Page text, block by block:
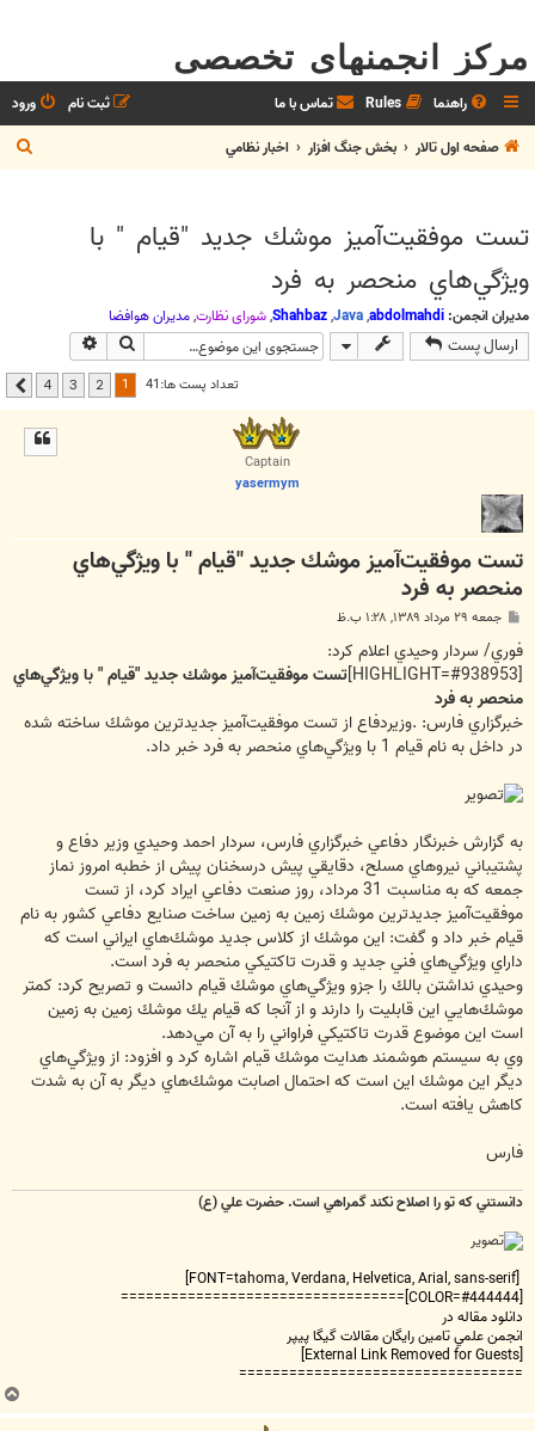
مرکز انجمنهای تخصصی
راهنما Rules تماس با ما ورود
ثبت نام
صفحه اول تالار
بخش جنگ افزار اخبار نظامي
ج
س
تست موفقيت‌آميز موشك جديد "قيام " با
ويژگي‌هاي منحصر به فرد
مدیران انجمن: abdolmahdi
,
Java
,
Shahbaz
,شوراي نظارت,مديران هوافضا
ارسال پست جستجو
تعداد پست ها:41 2
3
4 بعدی
Captain
yasermym
تست موفقيت‌آميز موشك جديد "قيام " با ويژگي‌هاي
منحصر به فرد
پ
ت
جمعه ۲۹ مرداد ۱۳۸۹, ۱:۲۸ ب.ظ
فوري/ سردار وحيدي اعلام كرد:
تست موفقيت‌آميز موشك جديد "قيام " با ويژگي‌هاي
منحصر به فرد
خبرگزاري فارس: .وزيردفاع از تست موفقيت‌آميز جديدترين موشك ساخته شده
در داخل به نام قيام 1 با ويژگي‌هاي منحصر به فرد خبر داد.
به گزارش خبرنگار دفاعي خبرگزاري فارس، سردار احمد وحيدي وزير دفاع و
پشتيباني نيروهاي مسلح، دقايقي پيش درسخنان پيش از خطبه امروز نماز
جمعه كه به مناسبت 31 مرداد، روز صنعت دفاعي ايراد كرد، از تست
موفقيت‌آميز جديدترين موشك زمين به زمين ساخت صنايع دفاعي كشور به نام
قيام خبر داد و گفت: ‌اين موشك از كلاس جديد موشك‌هاي ايراني است كه
داراي ويژگي‌هاي فني جديد و قدرت تاكتيكي منحصر به فرد است.
وحيدي نداشتن بالك را جزو ويژگي‌هاي موشك قيام دانست و تصريح كرد:‌ كمتر
موشك‌هايي اين قابليت را دارند و از آنجا كه قيام يك موشك زمين به زمين
است اين موضوع قدرت تاكتيكي فراواني را به آن مي‌دهد.
وي به سيستم هوشمند هدايت موشك قيام اشاره كرد و افزود: از ويژگي‌هاي
ديگر اين موشك اين است كه احتمال اصابت موشك‌هاي ديگر به آن به شدت
كاهش يافته است.
فارس
دانستني که تو را اصلاح نکند گمراهي است. حضرت علي (ع)
[FONT=tahoma, Verdana, Helvetica, Arial, sans-serif]
دانلود مقاله در
انجمن علمي تامين رايگان مقالات گيگا پيپر
==================================
ب
ا